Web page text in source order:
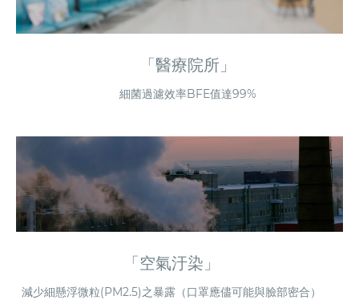
「醫療院所」
細菌過濾效率BFE值達99%
「空氣汙染」
減少細懸浮微粒(PM2.5)之暴露（口罩應儘可能與臉部密合）